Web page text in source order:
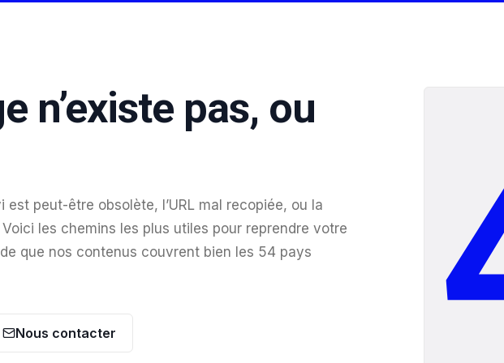
n’existe pas, ou
est peut-être obsolète, l’URL mal recopiée, ou la
les chemins les plus utiles pour reprendre votre
que nos contenus couvrent bien les 54 pays
Nous contacter